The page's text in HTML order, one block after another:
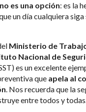
es una opción: es la
un día cualquiera siga
Ministerio de
Nacional de
es un excelente
que apela al
. Nos recuerda que la
entre todos y